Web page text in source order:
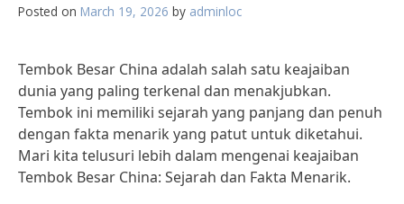
Posted on March 19, 2026 by adminloc
Tembok Besar China adalah salah satu keajaiban
dunia yang paling terkenal dan menakjubkan.
Tembok ini memiliki sejarah yang panjang dan penuh
dengan fakta menarik yang patut untuk diketahui.
Mari kita telusuri lebih dalam mengenai keajaiban
Tembok Besar China: Sejarah dan Fakta Menarik.